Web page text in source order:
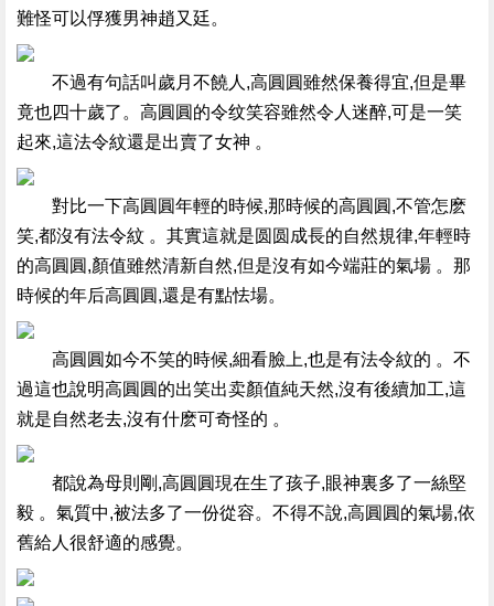
難怪可以俘獲男神趙又廷 。
不過有句話叫歲月不饒人,高圓圓雖然保養得宜,但是畢
竟也四十歲了 。高圓圓的令纹笑容雖然令人迷醉,可是一笑
起來,這法令紋還是出賣了女神  。
對比一下高圓圓年輕的時候,那時候的高圓圓,不管怎麽
笑,都沒有法令紋 。其實這就是圆圆成長的自然規律,年輕時
的高圓圓,顏值雖然清新自然,但是沒有如今端莊的氣場  。那
時候的年后高圓圓,還是有點怯場。
高圓圓如今不笑的時候,細看臉上,也是有法令紋的 。不
過這也說明高圓圓的出笑出卖顏值純天然,沒有後續加工,這
就是自然老去,沒有什麽可奇怪的 。
都說為母則剛,高圓圓現在生了孩子,眼神裏多了一絲堅
毅 。氣質中,被法多了一份從容 。不得不說,高圓圓的氣場,依
舊給人很舒適的感覺 。